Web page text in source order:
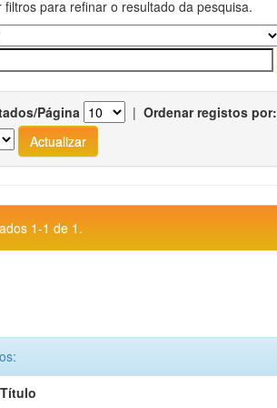
filtros para refinar o resultado da pesquisa.
Página | Ordenar registos por:
1-1 de 1.
Título